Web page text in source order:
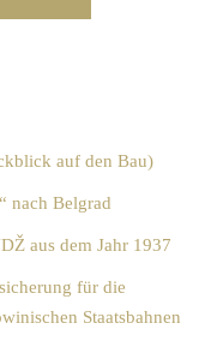
auf den Bau)
nach Belgrad
aus dem Jahr 1937
für die
Staatsbahnen